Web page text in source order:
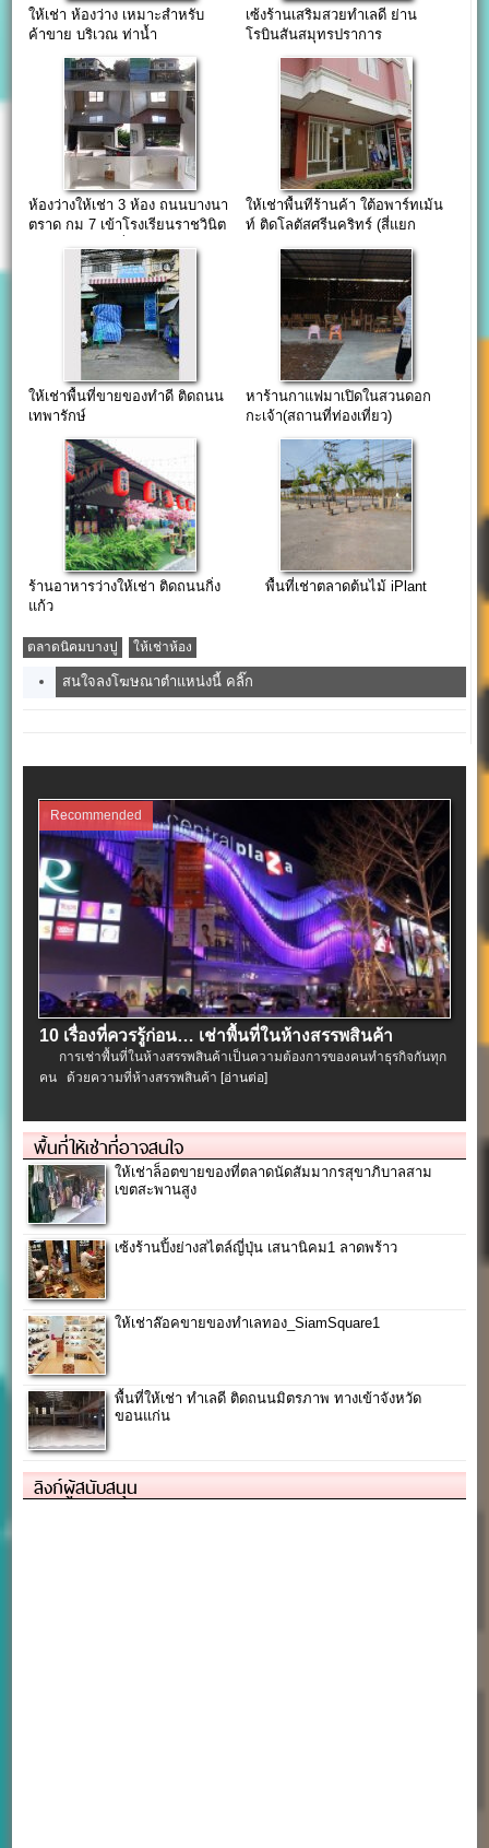
ให้เช่า ห้องว่าง เหมาะสำหรับ
ค้าขาย บริเวณ ท่าน้ำ
เซ้งร้านเสริมสวยทำเลดี ย่าน
โรบินสันสมุทรปราการ
ห้องว่างให้เช่า 3 ห้อง ถนนบางนา
ตราด กม 7 เข้าโรงเรียนราชวินิต
บางแก้ว สถานที่เหมาะแก่การ
เปิดติวเตอร์สอน
ให้เช่าพื้นทีร้านค้า ใต้อพาร์ทเม้น
ท์ ติดโลตัสศรีนคริทร์ (สี่แยก
ให้เช่าพื้นที่ขายของทำดี ติดถนน
เทพารักษ์
หาร้านกาแฟมาเปิดในสวนดอก
กะเจ้า(สถานที่ท่องเที่ยว)
ร้านอาหารว่างให้เช่า ติดถนนกิ่ง
แก้ว
พื้นที่เช่าตลาดต้นไม้ iPlant
ตลาดนิคมบางปู ให้เช่าห้อง
สนใจลงโฆษณาตำแหน่งนี้ คลิ๊ก
Recommended
10 เรื่องที่ควรรู้ก่อน… เช่าพื้นที่ในห้างสรรพสินค้า
การเช่าพื้นที่ในห้างสรรพสินค้าเป็นความต้องการของคนทำธุรกิจกันทุก
คน ด้วยความที่ห้างสรรพสินค้า[อ่านต่อ]
พื้นที่ให้เช่าที่อาจสนใจ
ให้เช่าล็อตขายของที่ตลาดนัดสัมมากรสุขาภิบาลสาม
เขตสะพานสูง
เซ้งร้านปิ้งย่างสไตล์ญี่ปุ่น เสนานิคม1 ลาดพร้าว
ให้เช่าล๊อคขายของทำเลทอง_SiamSquare1
พื้นที่ให้เช่า ทำเลดี ติดถนนมิตรภาพ ทางเข้าจังหวัด
ขอนแก่น
ลิงก์ผู้สนับสนุน